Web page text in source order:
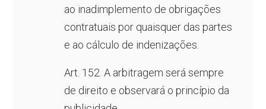
ao inadimplemento de obrigações
contratuais por quaisquer das partes
e ao cálculo de indenizações.
Art. 152. A arbitragem será sempre
de direito e observará o princípio da